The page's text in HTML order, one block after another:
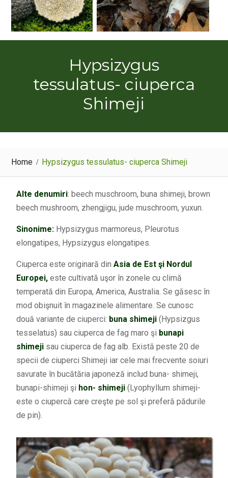
Hypsizygus
tessulatus- ciuperca
Shimeji
Home Hypsizygus tessulatus- ciuperca Shimeji
Alte denumiri: beech muschroom, buna shimeji, brown
beech mushroom, zhengjigu, jude muschroom, yuxun.
Sinonime: Hypsizygus marmoreus, Pleurotus
elongatipes, Hypsizygus elongatipes.
Ciuperca este originară din Asia de Est şi Nordul
Europei,este cultivată uşor în zonele cu climă
temperată din Europa, America, Australia. Se găsesc în
mod obişnuit în magazinele alimentare. Se cunosc
două variante de ciuperci: buna shimeji (Hypsizgus
tesselatus) sau ciuperca de fag maro şi bunapi
shimeji sau ciuperca de fag alb. Există peste 20 de
specii de ciuperci Shimeji iar cele mai frecvente soiuri
savurate în bucătăria japoneză includ buna- shimeji,
bunapi-shimeji şi hon- shimeji (Lyophyllum shimeji-
este o ciupercă care creşte pe sol şi preferă pădurile
de pin).